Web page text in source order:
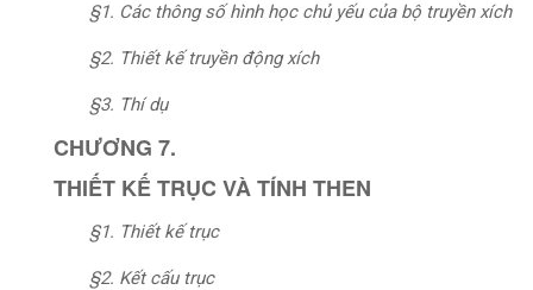
§1. Các thông số hình học chủ yếu của bộ truyền xích
§2. Thiết kế truyền động xích
§3. Thí dụ
CHƯƠNG 7.
THIẾT KẾ TRỤC VÀ TÍNH THEN
§1. Thiết kế trục
§2. Kết cấu trục